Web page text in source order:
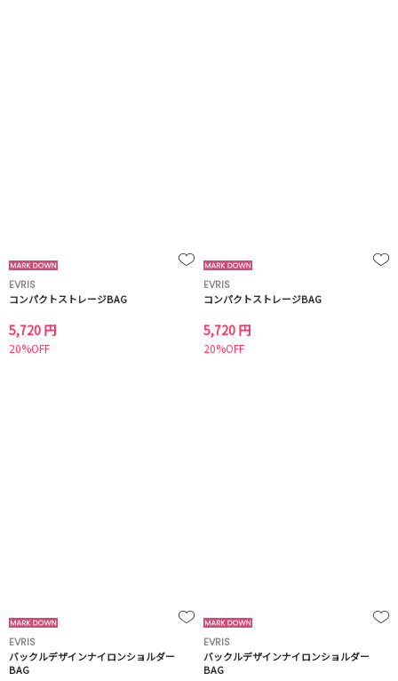
EVRIS
コンパクトストレージBAG
5,720 円
20%OFF
EVRIS
コンパクトストレージBAG
5,720 円
20%OFF
EVRIS
バックルデザインナイロンショルダー
BAG
EVRIS
バックルデザインナイロンショルダー
BAG